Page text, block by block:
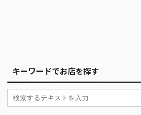
キーワードでお店を探す